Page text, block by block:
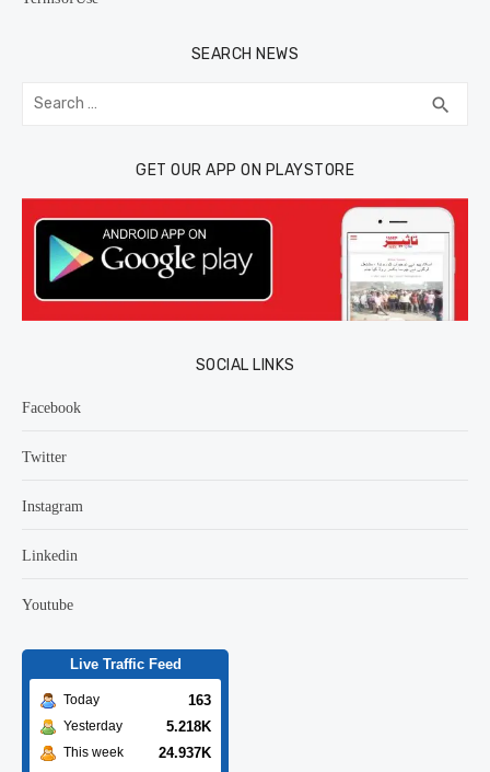
SEARCH NEWS
Search
for: search
GET OUR APP ON PLAYSTORE
SOCIAL LINKS
Facebook
Twitter
Instagram
Linkedin
Youtube
Live Traffic Feed
Today 163
Yesterday 5.218K
This week 24.937K